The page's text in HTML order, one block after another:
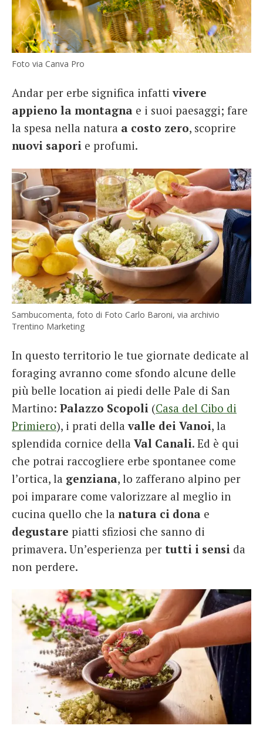
Foto via Canva Pro
Andar per erbe significa infattivivere
appieno la montagna e i suoi paesaggi; fare
la spesa nella natura a costo zero, scoprire
nuovi sapori e profumi.
Sambucomenta, foto di Foto Carlo Baroni, via archivio
Trentino Marketing
In questo territorio le tue giornate dedicate al
foraging avranno come sfondo alcune delle
più belle location ai piedi delle Pale di San
Martino: Palazzo Scopoli (Casa del Cibo di
Primiero), i prati dellavalle dei Vanoi, la
splendida cornice della Val Canali. Ed è qui
che potrai raccogliere erbe spontanee come
l’ortica, la genziana, lo zafferano alpino per
poi imparare come valorizzare al meglio in
cucina quello che la natura ci dona e
degustare piatti sfiziosi che sanno di
primavera. Un’esperienza per tutti i sensi da
non perdere.